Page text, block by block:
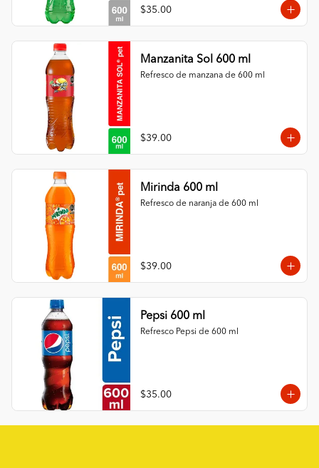
$35.00
Manzanita Sol 600 ml
Refresco de manzana de 600 ml
$39.00
Mirinda 600 ml
Refresco de naranja de 600 ml
$39.00
Pepsi 600 ml
Refresco Pepsi de 600 ml
$35.00